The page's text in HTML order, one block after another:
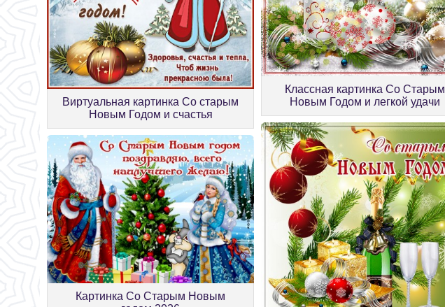
Виртуальная картинка Со старым
Новым Годом и счастья
Классная картинка Со Старым
Новым Годом и легкой удачи
Картинка Со Старым Новым